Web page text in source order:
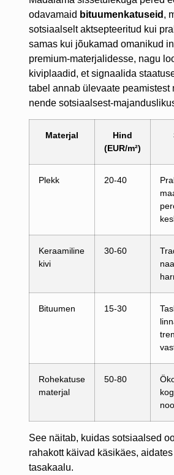
odavamaid bituumenkatuseid ,
sotsiaalselt aktsepteeritud kui
samas kui jõukamad omanikud
premium-materjalidesse, nagu
kiviplaadid, et signaalida
tabel annab ülevaate peamistest
nende sotsiaalsest-
Materjal
Hind
(EUR/m²)
Plekk 20-40
Keraamiline
kivi
30-60
Bituumen 15-30
Rohekatuse
materjal
50-80
See näitab, kuidas sotsiaalsed
rahakott käivad käsikäes,
tasakaalu.